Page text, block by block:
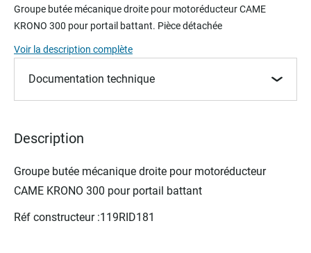
to
the
of
the
images
Groupe butée mécanique droite pour motoréducteur CAME
KRONO 300 pour portail battant. Pièce détachée
Voir la description complète
Documentation technique
Description
Groupe butée mécanique droite pour motoréducteur
CAME KRONO 300 pour portail battant
Réf constructeur :119RID181